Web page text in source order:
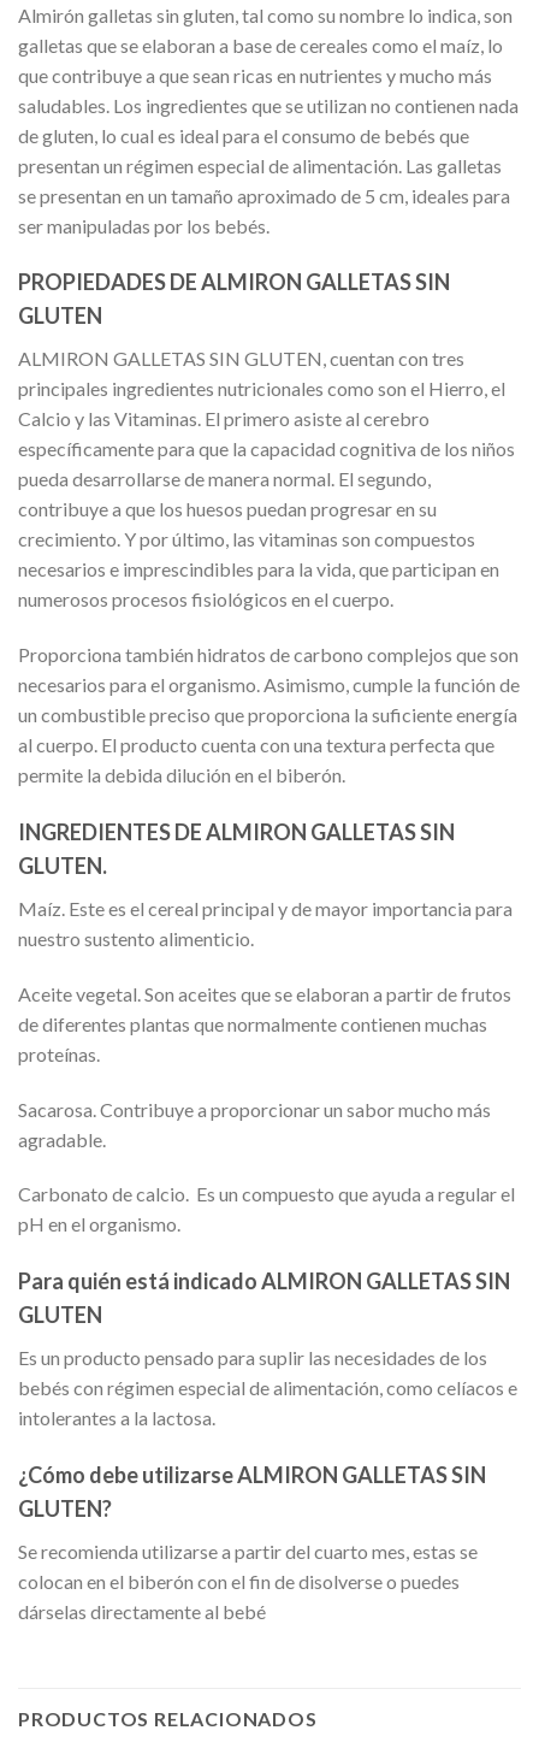
Almirón galletas sin gluten, tal como su nombre lo indica, son
galletas que se elaboran a base de cereales como el maíz, lo
que contribuye a que sean ricas en nutrientes y mucho más
saludables. Los ingredientes que se utilizan no contienen nada
de gluten, lo cual es ideal para el consumo de bebés que
presentan un régimen especial de alimentación. Las galletas
se presentan en un tamaño aproximado de 5 cm, ideales para
ser manipuladas por los bebés.
PROPIEDADES DE ALMIRON GALLETAS SIN
GLUTEN
ALMIRON GALLETAS SIN GLUTEN, cuentan con tres
principales ingredientes nutricionales como son el Hierro, el
Calcio y las Vitaminas. El primero asiste al cerebro
específicamente para que la capacidad cognitiva de los niños
pueda desarrollarse de manera normal. El segundo,
contribuye a que los huesos puedan progresar en su
crecimiento. Y por último, las vitaminas son compuestos
necesarios e imprescindibles para la vida, que participan en
numerosos procesos fisiológicos en el cuerpo.
Proporciona también hidratos de carbono complejos que son
necesarios para el organismo. Asimismo, cumple la función de
un combustible preciso que proporciona la suficiente energía
al cuerpo. El producto cuenta con una textura perfecta que
permite la debida dilución en el biberón.
INGREDIENTES DE ALMIRON GALLETAS SIN
GLUTEN.
Maíz. Este es el cereal principal y de mayor importancia para
nuestro sustento alimenticio.
Aceite vegetal. Son aceites que se elaboran a partir de frutos
de diferentes plantas que normalmente contienen muchas
proteínas.
Sacarosa. Contribuye a proporcionar un sabor mucho más
agradable.
Carbonato de calcio. Es un compuesto que ayuda a regular el
pH en el organismo.
Para quién está indicado ALMIRON GALLETAS SIN
GLUTEN
Es un producto pensado para suplir las necesidades de los
bebés con régimen especial de alimentación, como celíacos e
intolerantes a la lactosa.
¿Cómo debe utilizarse ALMIRON GALLETAS SIN
GLUTEN?
Se recomienda utilizarse a partir del cuarto mes, estas se
colocan en el biberón con el fin de disolverse o puedes
dárselas directamente al bebé
PRODUCTOS RELACIONADOS